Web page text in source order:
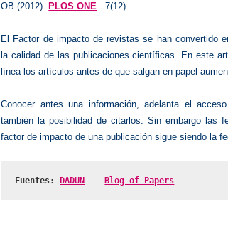
OB (2012)
PLOS ONE 7(12)
El Factor de impacto de revistas se han convertido
la calidad de las publicaciones científicas. En este
línea los artículos antes de que salgan en papel
Conocer antes una información, adelanta el
también la posibilidad de citarlos. Sin embargo las
factor de impacto de una publicación sigue siendo la
Fuentes: DADUN Blog of Papers